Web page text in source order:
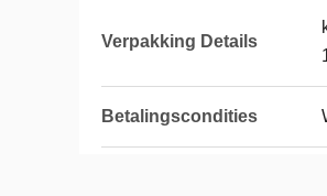
Verpakking Details
Betalingscondities